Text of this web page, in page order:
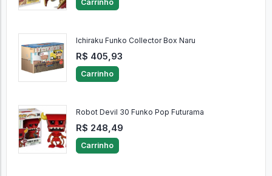
Carrinho
Ichiraku Funko Collector Box Naru
R$ 405,93
Carrinho
Robot Devil 30 Funko Pop Futurama
R$ 248,49
Carrinho